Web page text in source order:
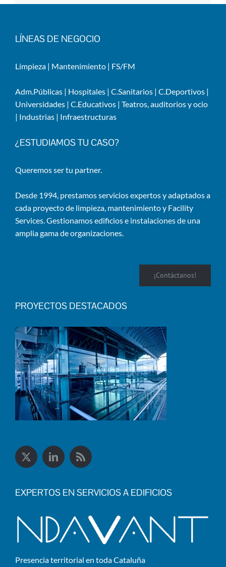
LÍNEAS DE NEGOCIO
Limpieza | Mantenimiento | FS/FM
Adm.Públicas | Hospitales | C.Sanitarios | C.Deportivos |
Universidades | C.Educativos | Teatros, auditorios y ocio
| Industrias | Infraestructuras
¿ESTUDIAMOS TU CASO?
Queremos ser tu partner.
Desde 1994, prestamos servicios expertos y adaptados a
cada proyecto de limpieza, mantenimiento y Facility
Services. Gestionamos edificios e instalaciones de una
amplia gama de organizaciones.
¡Contáctanos!
PROYECTOS DESTACADOS
EXPERTOS EN SERVICIOS A EDIFICIOS
Presencia territorial en toda Cataluña